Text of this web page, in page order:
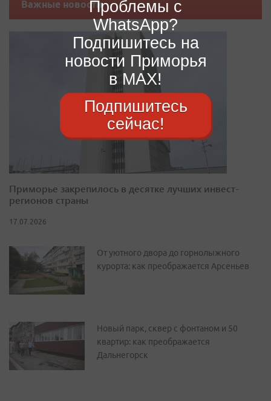
Важные новости
Приморье закрепилось в десятке лучших инвест-
регионов страны
17.07.2026
От уютного двора до горнолыжного
курорта: как преображается Арсеньев
Новый парк, сквер с фонтаном и 50
квартир: как преображается
Дальнегорск
Проблемы с
WhatsApp?
Подпишитесь на
новости Приморья
в MAX!
Подпишитесь
сейчас!